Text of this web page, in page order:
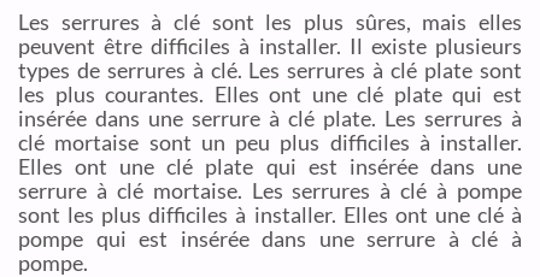
Les serrures à clé sont les plus sûres, mais elles
peuvent être difficiles à installer. Il existe plusieurs
types de serrures à clé. Les serrures à clé plate sont
les plus courantes. Elles ont une clé plate qui est
insérée dans une serrure à clé plate. Les serrures à
clé mortaise sont un peu plus difficiles à installer.
Elles ont une clé plate qui est insérée dans une
serrure à clé mortaise. Les serrures à clé à pompe
sont les plus difficiles à installer. Elles ont une clé à
pompe qui est insérée dans une serrure à clé à
pompe.